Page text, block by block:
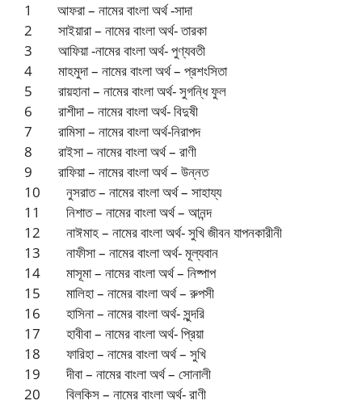
1
আফরা – নামের বাংলা অর্থ -সাদা
2 সাইয়ারা – নামের বাংলা অর্থ- তারকা
3 আফিয়া -নামের বাংলা অর্থ- পুণ্যবতী
4 মাহমুদা – নামের বাংলা অর্থ – প্রশংসিতা
5 রায়হানা – নামের বাংলা অর্থ- সুগন্ধি ফুল
6 রাশীদা – নামের বাংলা অর্থ- বিদুষী
7 রামিসা – নামের বাংলা অর্থ-নিরাপদ
8 রাইসা – নামের বাংলা অর্থ – রাণী
9 রাফিয়া – নামের বাংলা অর্থ – উন্নত
10 নুসরাত – নামের বাংলা অর্থ – সাহায্য
11 নিশাত – নামের বাংলা অর্থ – আনন্দ
12 নাঈমাহ – নামের বাংলা অর্থ- সুখি জীবন যাপনকারীনী
13 নাফীসা – নামের বাংলা অর্থ- মূল্যবান
14 মাসূমা – নামের বাংলা অর্থ – নিষ্পাপ
15 মালিহা – নামের বাংলা অর্থ – রুপসী
16 হাসিনা – নামের বাংলা অর্থ- সুন্দরি
17 হাবীবা – নামের বাংলা অর্থ- প্রিয়া
18 ফারিহা – নামের বাংলা অর্থ – সুখি
19 দীবা – নামের বাংলা অর্থ – সোনালী
20 বিলকিস – নামের বাংলা অর্থ- রাণী